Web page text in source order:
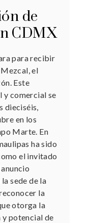
de
CDMX
para recibir
el
Este
y comercial se
dieciséis,
en los
Marte. En
ha sido
el invitado
sede de la
la
otorga la
potencial de